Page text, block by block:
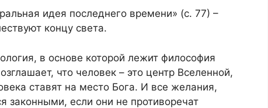
идея последнего времени» (с. 77) –
концу света.
в основе которой лежит философия
что человек – это центр Вселенной,
ставят на место Бога. И все желания,
законными, если они не противоречат